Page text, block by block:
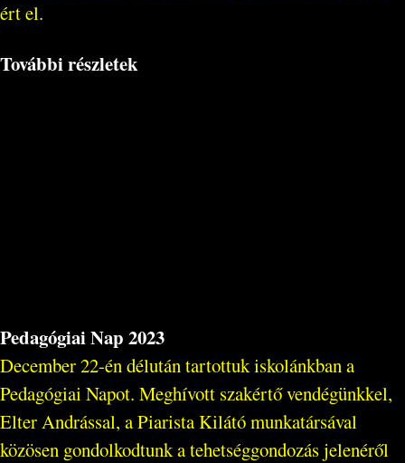
ért el.
További részletek
Pedagógiai Nap 2023
December 22-én délután tartottuk iskolánkban a
Pedagógiai Napot. Meghívott szakértő vendégünkkel,
Elter Andrással, a Piarista Kilátó munkatársával
közösen gondolkodtunk a tehetséggondozás jelenéről